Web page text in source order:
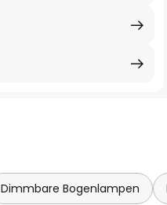
Dimmbare Bogenlampen